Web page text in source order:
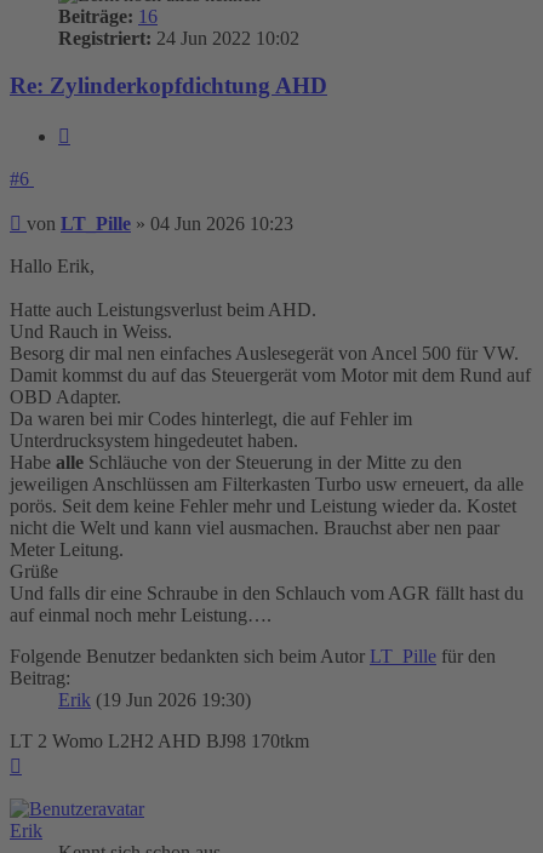
Beiträge: 16
Registriert: 24 Jun 2022 10:02
Re: Zylinderkopfdichtung AHD
#6
Beitrag
von LT_Pille » 04 Jun 2026 10:23
Hallo Erik,
Hatte auch Leistungsverlust beim AHD.
Und Rauch in Weiss.
Besorg dir mal nen einfaches Auslesegerät von Ancel 500 für VW.
Damit kommst du auf das Steuergerät vom Motor mit dem Rund auf
OBD Adapter.
Da waren bei mir Codes hinterlegt, die auf Fehler im
Unterdrucksystem hingedeutet haben.
Habe alle Schläuche von der Steuerung in der Mitte zu den
jeweiligen Anschlüssen am Filterkasten Turbo usw erneuert, da alle
porös. Seit dem keine Fehler mehr und Leistung wieder da. Kostet
nicht die Welt und kann viel ausmachen. Brauchst aber nen paar
Meter Leitung.
Grüße
Und falls dir eine Schraube in den Schlauch vom AGR fällt hast du
auf einmal noch mehr Leistung….
Folgende Benutzer bedankten sich beim Autor LT_Pille für den
Beitrag:
Erik (19 Jun 2026 19:30)
LT 2 Womo L2H2 AHD BJ98 170tkm
Erik